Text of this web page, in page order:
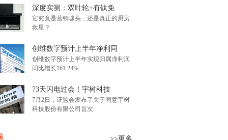
深度实测：双叶轮+有钛免
它究竟是营销噱头，还是真正的厨房
救星？
创维数字预计上半年净利同
创维数字预计上半年实现归属净利润
同比增长161.24%
73天闪电过会！宇树科技
7月2日，证监会发布了关于同意宇树
科技股份有限公司首次